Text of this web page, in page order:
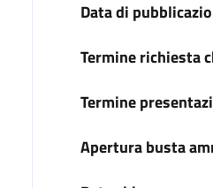
Data di
Termine richiesta
Termine
Apertura busta